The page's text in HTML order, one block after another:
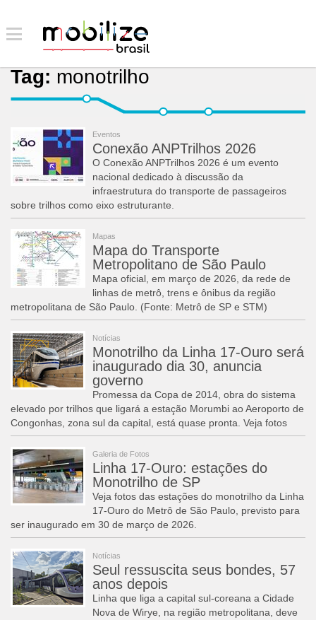
Tag: monotrilho
Eventos
Conexão ANPTrilhos 2026
O Conexão ANPTrilhos 2026 é um evento
nacional dedicado à discussão da
infraestrutura do transporte de passageiros
sobre trilhos como eixo estruturante.
Mapas
Mapa do Transporte
Metropolitano de São Paulo
Mapa oficial, em março de 2026, da rede de
linhas de metrô, trens e ônibus da região
metropolitana de São Paulo. (Fonte: Metrô de SP e STM)
Notícias
Monotrilho da Linha 17-Ouro será
inaugurado dia 30, anuncia
governo
Promessa da Copa de 2014, obra do sistema
elevado por trilhos que ligará a estação Morumbi ao Aeroporto de
Congonhas, zona sul da capital, está quase pronta. Veja fotos
Galeria de Fotos
Linha 17-Ouro: estações do
Monotrilho de SP
Veja fotos das estações do monotrilho da Linha
17-Ouro do Metrô de São Paulo, previsto para
ser inaugurado em 30 de março de 2026.
Notícias
Seul ressuscita seus bondes, 57
anos depois
Linha que liga a capital sul-coreana a Cidade
Nova de Wirye, na região metropolitana, deve